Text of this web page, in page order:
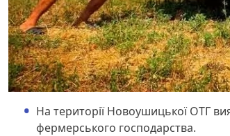
На території Новоушицької ОТГ
фермерського господарства.